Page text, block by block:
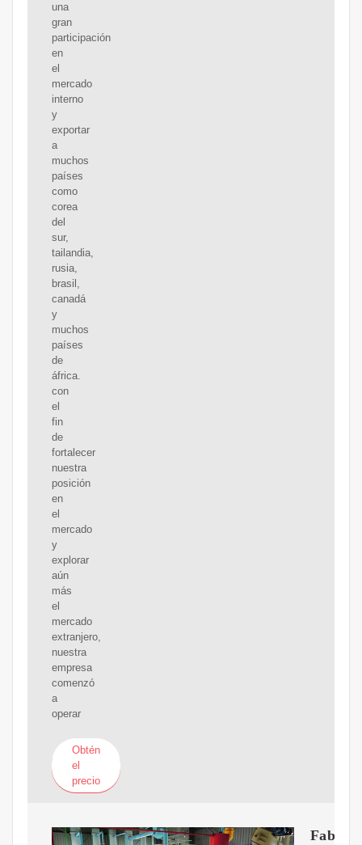
una
gran
participación
en
el
mercado
interno
y
exportar
a
muchos
países
como
corea
del
sur,
tailandia,
rusia,
brasil,
canadá
y
muchos
países
de
áfrica.
con
el
fin
de
fortalecer
nuestra
posición
en
el
mercado
y
explorar
aún
más
el
mercado
extranjero,
nuestra
empresa
comenzó
a
operar
Obtén
el
precio